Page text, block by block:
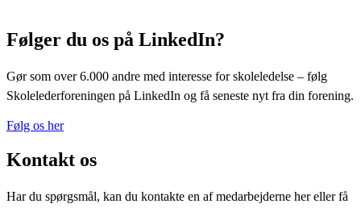
Følger du os på LinkedIn?
Gør som over 6.000 andre med interesse for skoleledelse – følg
Skolelederforeningen på LinkedIn og få seneste nyt fra din forening.
Følg os her
Kontakt os
Har du spørgsmål, kan du kontakte en af medarbejderne her eller få